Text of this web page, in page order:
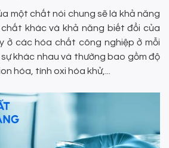
một chất nói chung sẽ là khả năng
khác và khả năng biết đổi của
ở các hóa chất công nghiệp ở mỗi
khác nhau và thường bao gồm độ
hóa, tính oxi hóa khử,...